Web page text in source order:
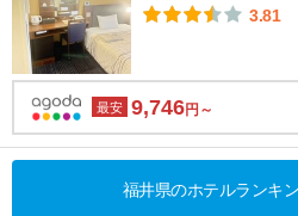
3.81
最安 9,746円～
福井県のホテルランキ